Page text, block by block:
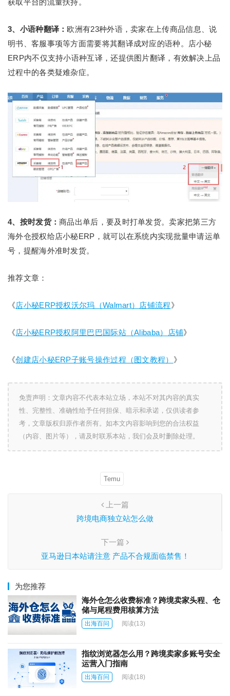
获取平台的流量扶持。
3、小语种翻译： 欧洲有23种外语，卖家在上传商品信息、说
明书、客服事项等方面需要将其翻译成对应的语种。店小秘
ERP内不仅支持小语种互译，还提供图片翻译，有效解决上品
过程中的各类疑难杂症。
4、按时发货：商品出单后，要及时打单发货。卖家把第三方
海外仓授权给店小秘ERP，就可以在系统内实现批量申请运单
号，提醒海外准时发货。
推荐文章：
《店小秘ERP授权沃尔玛（Walmart）店铺流程》
《店小秘ERP授权阿里巴巴国际站（Alibaba）店铺》
《创建店小秘ERP子账号操作过程（图文教程） 》
免责声明：文章内容不代表本站立场，本站不对其内容的真实
性、完整性、准确性给予任何担保、暗示和承诺，仅供读者参
考，文章版权归原作者所有。如本文内容影响到您的合法权益
（内容、图片等），请及时联系本站，我们会及时删除处理。
Temu
上一篇
跨境电商独立站怎么做
下一篇
亚马逊日本站请注意 产品不合规面临禁售！
为您推荐
海外仓怎么收费标准？跨境卖家头程、仓
储与尾程费用核算方法
出海百问 阅读(13)
指纹浏览器怎么用？跨境卖家多账号安全
运营入门指南
出海百问 阅读(18)